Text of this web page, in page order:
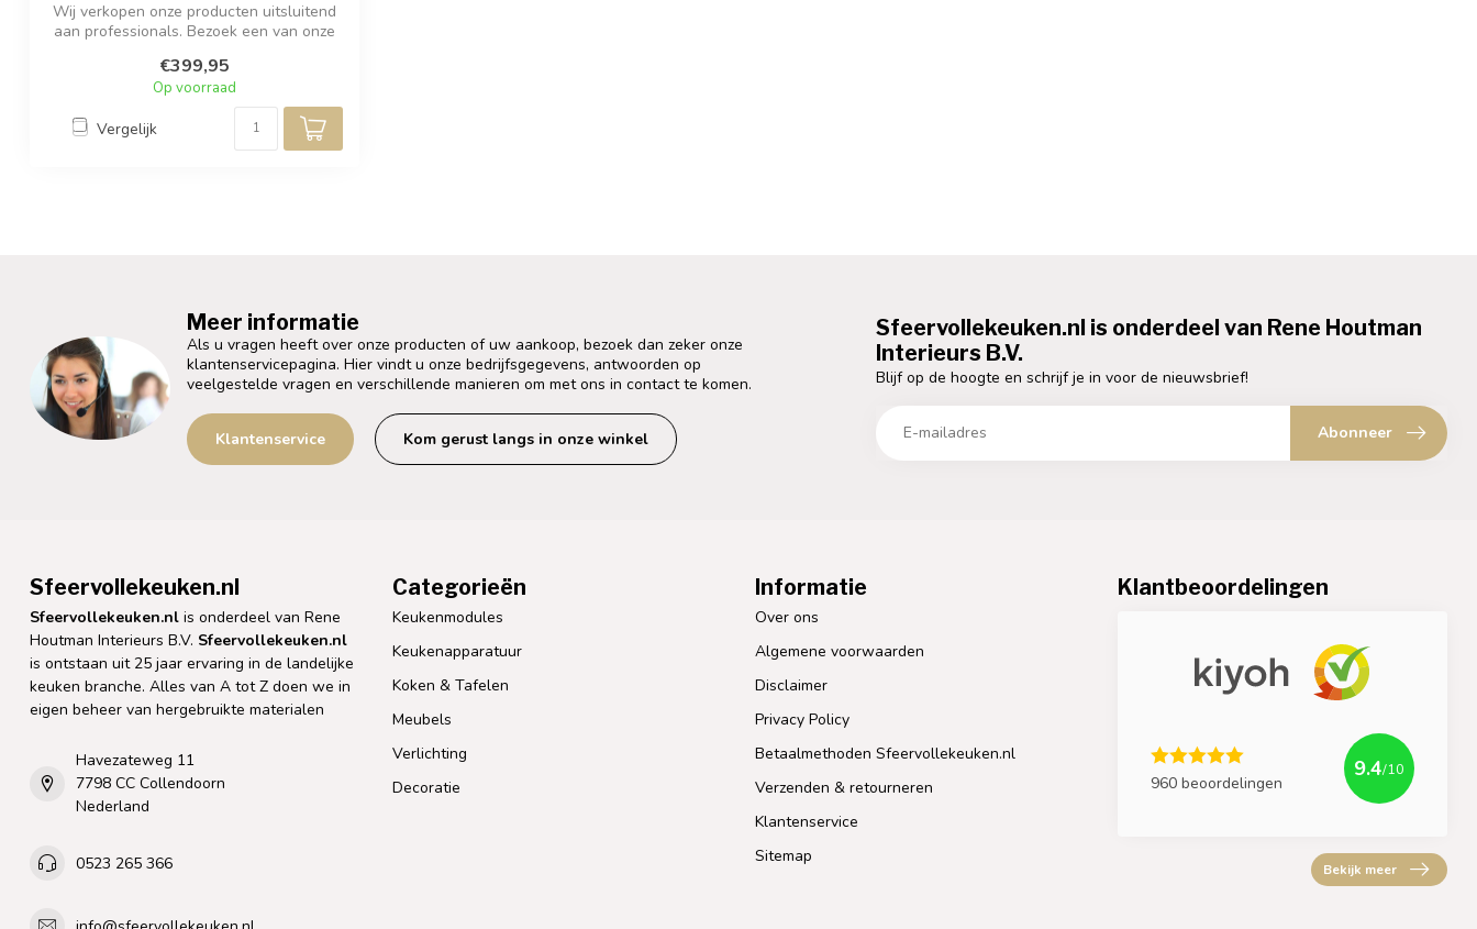
Wij verkopen onze producten uitsluitend
aan professionals. Bezoek een van onze
€399,95
Op voorraad
Vergelijk
Meer informatie
Als u vragen heeft over onze producten of uw aankoop, bezoek dan zeker onze
klantenservicepagina. Hier vindt u onze bedrijfsgegevens, antwoorden op
veelgestelde vragen en verschillende manieren om met ons in contact te komen.
Klantenservice Kom gerust langs in onze winkel
Sfeervollekeuken.nl is onderdeel van Rene Houtman
Interieurs B.V.
Blijf op de hoogte en schrijf je in voor de nieuwsbrief!
Abonneer
Sfeervollekeuken.nl
Sfeervollekeuken.nl is onderdeel van Rene
Houtman Interieurs B.V. Sfeervollekeuken.nl
is ontstaan uit 25 jaar ervaring in de landelijke
keuken branche. Alles van A tot Z doen we in
eigen beheer van hergebruikte materialen
Havezateweg 11
7798 CC Collendoorn
Nederland
0523 265 366
Categorieën
Keukenmodules
Keukenapparatuur
Koken & Tafelen
Meubels
Verlichting
Decoratie
Informatie
Over ons
Algemene voorwaarden
Disclaimer
Privacy Policy
Betaalmethoden Sfeervollekeuken.nl
Verzenden & retourneren
Klantenservice
Sitemap
Klantbeoordelingen
960 beoordelingen
9.4/10
Bekijk meer